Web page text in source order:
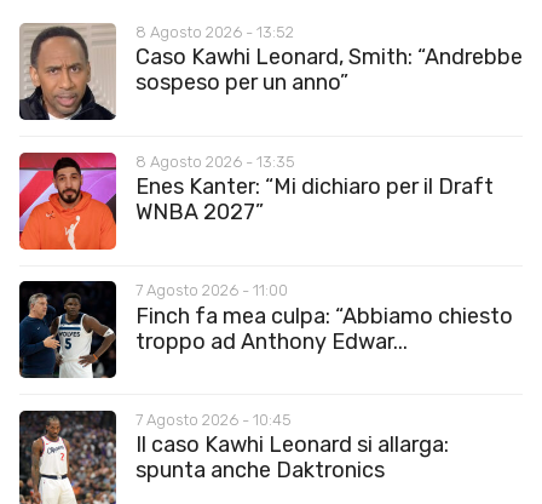
8 Agosto 2026 - 13:52
Caso Kawhi Leonard, Smith: “Andrebbe
sospeso per un anno”
8 Agosto 2026 - 13:35
Enes Kanter: “Mi dichiaro per il Draft
WNBA 2027”
7 Agosto 2026 - 11:00
Finch fa mea culpa: “Abbiamo chiesto
troppo ad Anthony Edwar...
7 Agosto 2026 - 10:45
Il caso Kawhi Leonard si allarga:
spunta anche Daktronics